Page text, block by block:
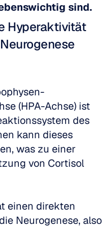
sind.
Hyperaktivität
(HPA-Achse) ist
des
kann dieses
was zu einer
von Cortisol
einen direkten
Neurogenese, also